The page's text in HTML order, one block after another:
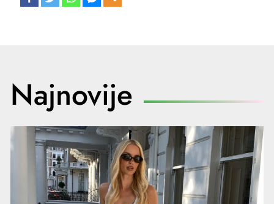
Najnovije